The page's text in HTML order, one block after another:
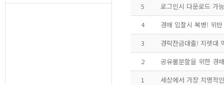
5
로그인시 다운로드 가
4
경매 입찰시 복병! 위
3
경락잔금대출! 지렛대
2
공유물분할을 위한 경매
1
세상에서 가장 치명적